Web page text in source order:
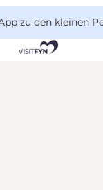
zu den kleinen